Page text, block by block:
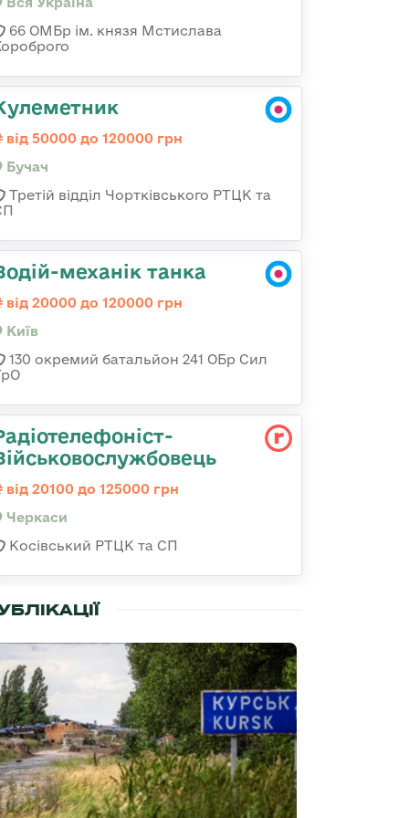
66 ОМБр ім. князя Мстислава
від 50000 до 120000 грн
Бучач
Третій відділ Чортківського РТЦК та
механік танка
від 20000 до 120000 грн
Київ
130 окремий батальйон 241 ОБр Сил
від 20100 до 125000 грн
Черкаси
Косівський РТЦК та СП